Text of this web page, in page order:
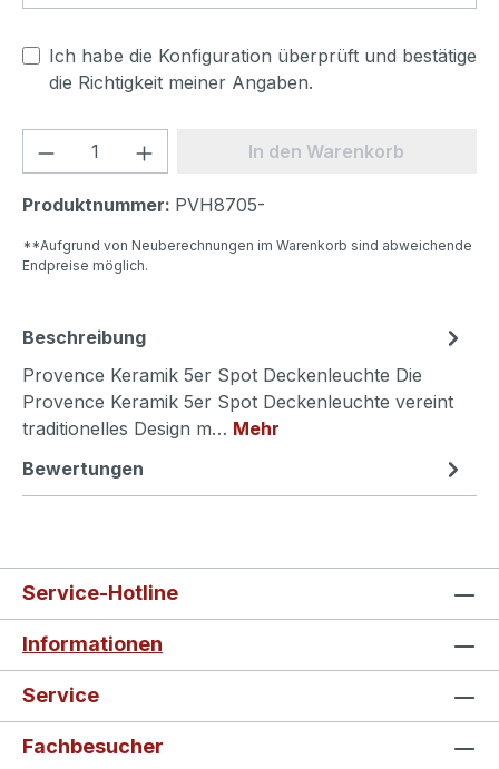
Ich habe die Konfiguration überprüft und bestätige
die Richtigkeit meiner Angaben.
Produkt Anzahl: Gib denIn den Warenkorb
Produktnummer: PVH8705-
**Aufgrund von Neuberechnungen im Warenkorb sind abweichende
Endpreise möglich.
Beschreibung
Provence Keramik 5er Spot Deckenleuchte Die
Provence Keramik 5er Spot Deckenleuchte vereint
traditionelles Design m… Mehr
Bewertungen
Service-Hotline
Informationen
Service
Fachbesucher